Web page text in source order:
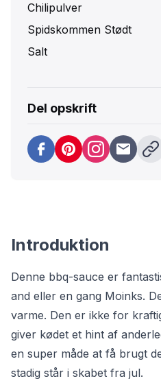
Chilipulver
Spidskommen Stødt
Salt
Del opskrift
Introduktion
Denne bbq-sauce er
and eller en gang Moinks.
varme. Den er ikke for
giver kødet et hint af
en super måde at få brugt
stadig står i skabet fra jul.